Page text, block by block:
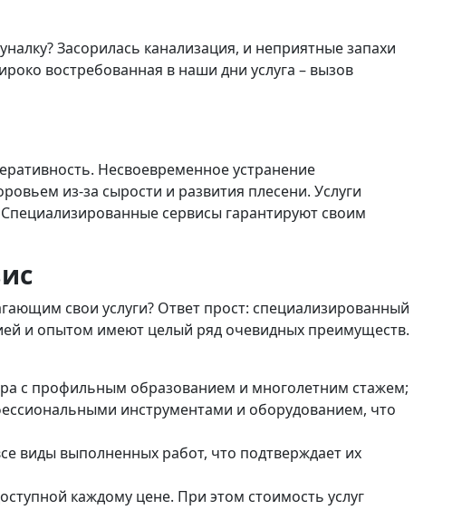
Засорилась канализация, и неприятные запахи
востребованная в наши дни услуга – вызов
Несвоевременное устранение
из-за сырости и развития плесени. Услуги
сервисы гарантируют своим
свои услуги? Ответ прост: специализированный
и опытом имеют целый ряд очевидных преимуществ.
с профильным образованием и многолетним стажем;
инструментами и оборудованием, что
виды выполненных работ, что подтверждает их
каждому цене. При этом стоимость услуг